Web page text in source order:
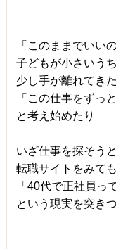
「このままでいい
子どもが小さいう
少し手が離れてきた
「この仕事をずっ
と考え始めたり
いざ仕事を探そう
転職サイトをみても
「40代で正社員っ
という現実を突き